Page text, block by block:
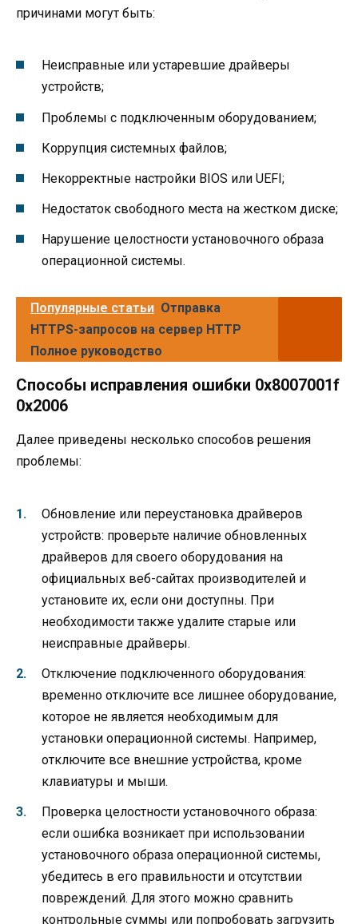
причинами могут быть:
Неисправные или устаревшие драйверы
устройств;
Проблемы с подключенным оборудованием;
Коррупция системных файлов;
Некорректные настройки BIOS или UEFI;
Недостаток свободного места на жестком диске;
Нарушение целостности установочного образа
операционной системы.
Популярные статьи Отправка
HTTPS-запросов на сервер HTTP
Полное руководство
Способы исправления ошибки 0x8007001f
0x2006
Далее приведены несколько способов решения
проблемы:
Обновление или переустановка драйверов
устройств: проверьте наличие обновленных
драйверов для своего оборудования на
официальных веб-сайтах производителей и
установите их, если они доступны. При
необходимости также удалите старые или
неисправные драйверы.
Отключение подключенного оборудования:
временно отключите все лишнее оборудование,
которое не является необходимым для
установки операционной системы. Например,
отключите все внешние устройства, кроме
клавиатуры и мыши.
Проверка целостности установочного образа:
если ошибка возникает при использовании
установочного образа операционной системы,
убедитесь в его правильности и отсутствии
повреждений. Для этого можно сравнить
контрольные суммы или попробовать загрузить